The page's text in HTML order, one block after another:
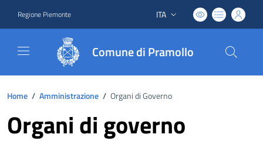
Regione Piemonte Lingua attiva:
ITA
Comune di Pramollo
Home / Amministrazione / Organi di Governo
Organi di governo